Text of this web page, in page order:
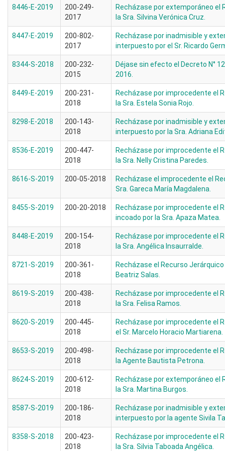
8446-E-2019
200-249-
2017
Recházase por extemporáneo
la Sra. Silvina Verónica Cruz.
8447-E-2019
200-802-
2017
Recházase por inadmisible y
interpuesto por el Sr. Ricardo
8344-S-2018
200-232-
2015
Déjase sin efecto el Decreto N°
2016.
8449-E-2019
200-231-
2018
Recházase por improcedente el
la Sra. Estela Sonia Rojo.
8298-E-2018
200-143-
2018
Recházase por inadmisible y
interpuesto por la Sra. Adriana
8536-E-2019
200-447-
2018
Recházase por improcedente el
la Sra. Nelly Cristina Paredes.
8616-S-2019 200-05-2018
Recházase el improcedente el
Sra. Gareca María Magdalena.
8455-S-2019 200-20-2018
Recházase por improcedente el
incoado por la Sra. Apaza Matea.
8448-E-2019
200-154-
2018
Recházase por improcedente el
la Sra. Angélica Insaurralde.
8721-S-2019
200-361-
2018
Recházase el Recurso
Beatriz Salas.
8619-S-2019
200-438-
2018
Recházase por improcedente el
la Sra. Felisa Ramos.
8620-S-2019
200-445-
2018
Recházase por improcedente el
el Sr. Marcelo Horacio Martiarena.
8653-S-2019
200-498-
2018
Recházase por improcedente el
la Agente Bautista Petrona.
8624-S-2019
200-612-
2018
Recházase por extemporáneo
la Sra. Martina Burgos.
8587-S-2019
200-186-
2018
Recházase por inadmisible y
interpuesto por la agente Sivila
8358-S-2018
200-423-
2018
Recházase por improcedente el
la Sra. Silvia Taboada Angélica.